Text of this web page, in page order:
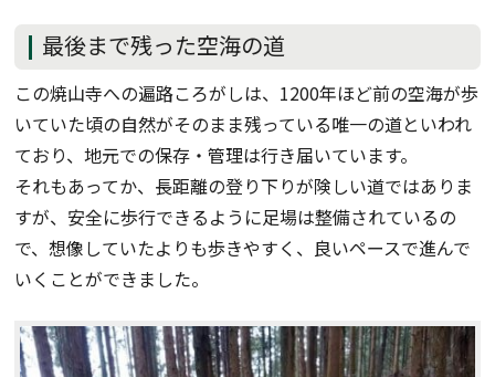
最後まで残った空海の道
この焼山寺への遍路ころがしは、1200年ほど前の空海が歩
いていた頃の自然がそのまま残っている唯一の道といわれ
ており、地元での保存・管理は行き届いています。
それもあってか、長距離の登り下りが険しい道ではありま
すが、安全に歩行できるように足場は整備されているの
で、想像していたよりも歩きやすく、良いペースで進んで
いくことができました。